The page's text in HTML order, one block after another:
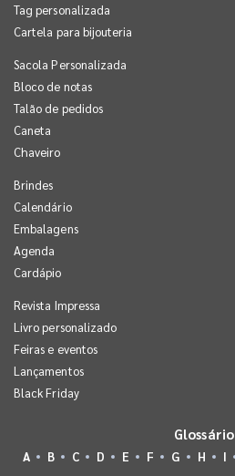
Tag personalizada
Cartela para bijouteria
Sacola Personalizada
Bloco de notas
Talão de pedidos
Caneta
Chaveiro
Brindes
Calendário
Embalagens
Agenda
Cardápio
Revista Impressa
Livro personalizado
Feiras e eventos
Lançamentos
Black Friday
Glossário
A B C D E F G H I